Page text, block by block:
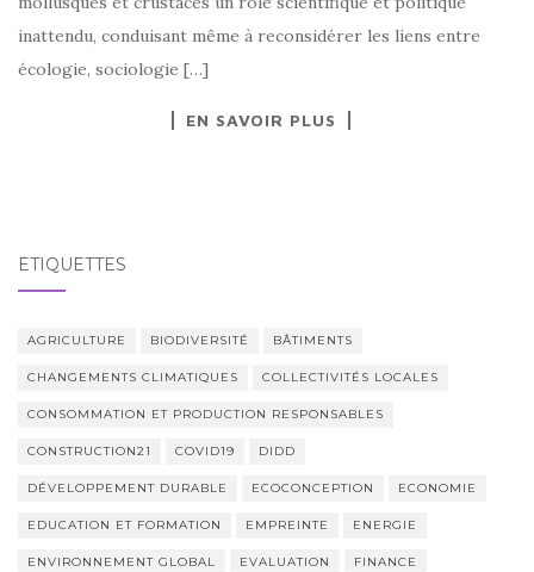
inattendu, conduisant même à reconsidérer les liens entre
écologie, sociologie […]
EN SAVOIR PLUS
ÉTIQUETTES
AGRICULTURE BIODIVERSITÉ BÂTIMENTS
CHANGEMENTS CLIMATIQUES COLLECTIVITÉS LOCALES
CONSOMMATION ET PRODUCTION RESPONSABLES
CONSTRUCTION21 COVID19 DIDD
DÉVELOPPEMENT DURABLE ECOCONCEPTION ECONOMIE
EDUCATION ET FORMATION EMPREINTE ENERGIE
ENVIRONNEMENT GLOBAL EVALUATION FINANCE